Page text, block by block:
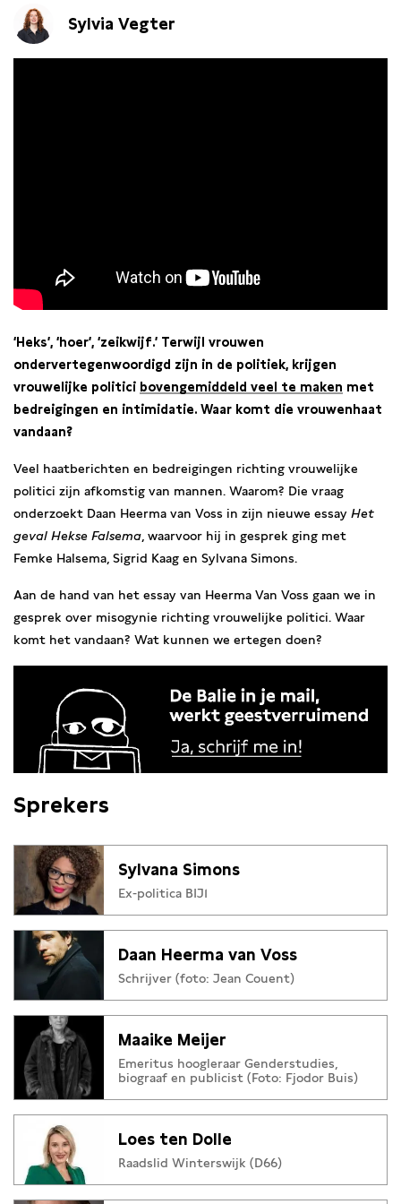
Sylvia Vegter
‘Heks’, ‘hoer’, ‘zeikwijf.’ Terwijl vrouwen
ondervertegenwoordigd zijn in de politiek, krijgen
vrouwelijke politici bovengemiddeld veel te maken met
bedreigingen en intimidatie. Waar komt die vrouwenhaat
vandaan?
Veel haatberichten en bedreigingen richting vrouwelijke
politici zijn afkomstig van mannen. Waarom? Die vraag
onderzoekt Daan Heerma van Voss in zijn nieuwe essay Het
geval Hekse Falsema , waarvoor hij in gesprek ging met
Femke Halsema, Sigrid Kaag en Sylvana Simons.
Aan de hand van het essay van Heerma Van Voss gaan we in
gesprek over misogynie richting vrouwelijke politici. Waar
komt het vandaan? Wat kunnen we ertegen doen?
Sprekers
Sylvana Simons
Ex-politica BIJ1
Daan Heerma van Voss
Schrijver (foto: Jean Couent)
Maaike Meijer
Emeritus hoogleraar Genderstudies,
biograaf en publicist (Foto: Fjodor Buis)
Loes ten Dolle
Raadslid Winterswijk (D66)